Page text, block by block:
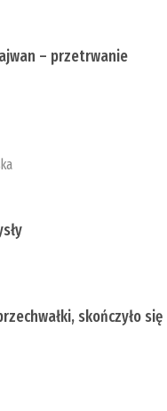
– przetrwanie
skończyło się